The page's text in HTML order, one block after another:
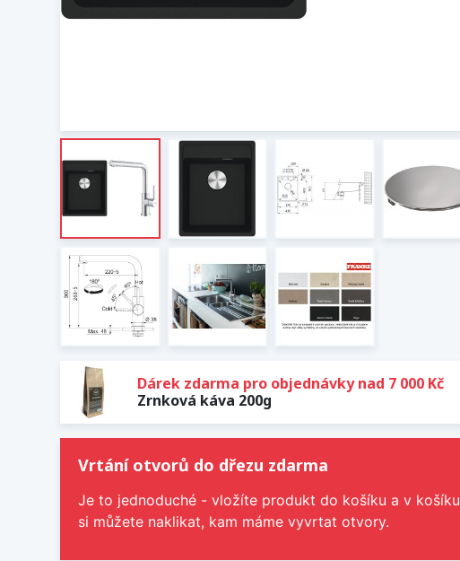
Dárek zdarma pro objednávky nad 7 000 Kč
Zrnková káva 200g
Vrtání otvorů do dřezu zdarma
Je to jednoduché - vložíte produkt do košíku a v košíku
si můžete naklikat, kam máme vyvrtat otvory.